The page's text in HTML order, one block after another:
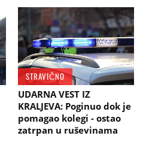
STRAVIČNO
UDARNA VEST IZ
KRALJEVA: Poginuo dok je
pomagao kolegi - ostao
zatrpan u ruševinama